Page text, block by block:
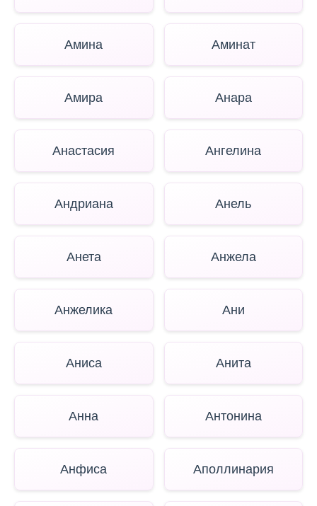
Амина Аминат
Амира Анара
Анастасия Ангелина
Андриана Анель
Анета Анжела
Анжелика Ани
Аниса Анита
Анна Антонина
Анфиса Аполлинария